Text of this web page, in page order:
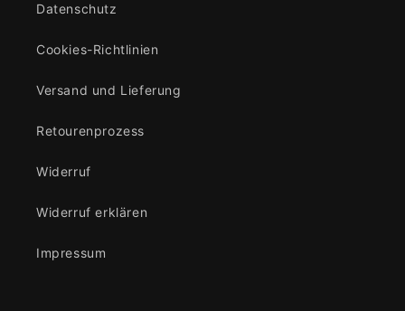
Datenschutz
Cookies-Richtlinien
Versand und Lieferung
Retourenprozess
Widerruf
Widerruf erklären
Impressum